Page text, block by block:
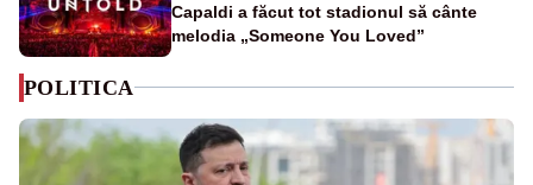
Capaldi a făcut tot stadionul să cânte
melodia „Someone You Loved”
POLITICA